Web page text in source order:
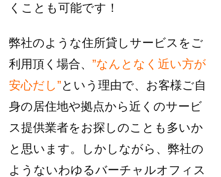
くことも可能です！
弊社のような住所貸しサービスをご
利用頂く場合、 ”なんとなく近い方が
安心だし”という理由で、お客様ご自
身の居住地や拠点から近くのサービ
ス提供業者をお探しのことも多いか
と思います。しかしながら、 弊社の
ようないわゆるバーチャルオフィス